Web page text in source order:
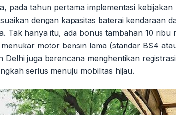
pada tahun pertama implementasi kebijakan
dengan kapasitas baterai kendaraan
Tak hanya itu, ada bonus tambahan 10 ribu
motor bensin lama (standar BS4
Delhi juga berencana menghentikan
serius menuju mobilitas hijau.